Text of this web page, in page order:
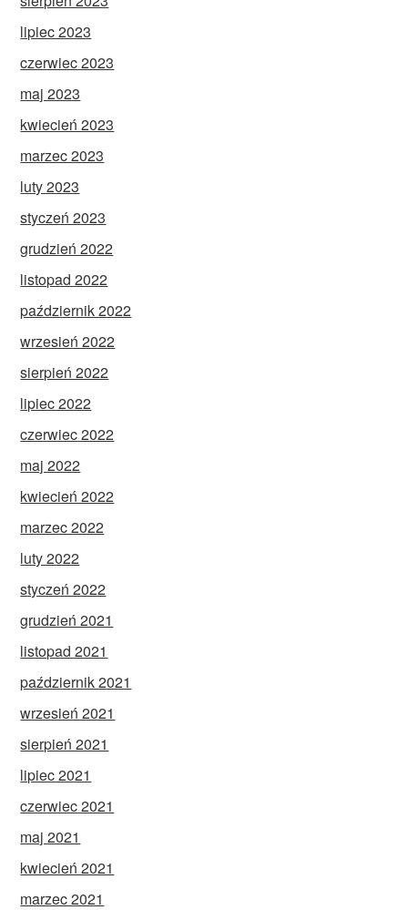
lipiec 2023
czerwiec 2023
maj 2023
kwiecień 2023
marzec 2023
luty 2023
styczeń 2023
grudzień 2022
listopad 2022
październik 2022
wrzesień 2022
sierpień 2022
lipiec 2022
czerwiec 2022
maj 2022
kwiecień 2022
marzec 2022
luty 2022
styczeń 2022
grudzień 2021
listopad 2021
październik 2021
wrzesień 2021
sierpień 2021
lipiec 2021
czerwiec 2021
maj 2021
kwiecień 2021
marzec 2021